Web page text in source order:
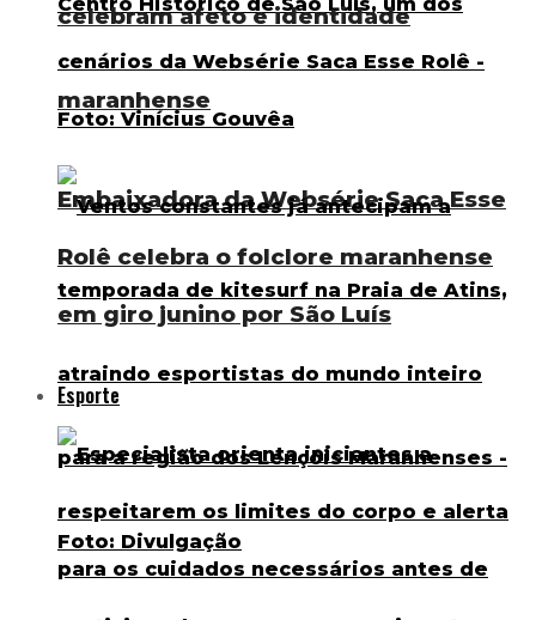
Embaixadora da Websérie Saca Esse
Rolê celebra o folclore maranhense
em giro junino por São Luís
Esporte
celebram afeto e identidade
maranhense